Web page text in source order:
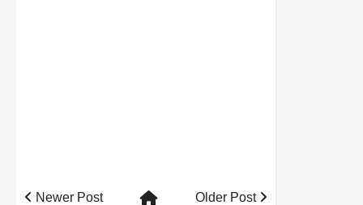
Newer Post Older Post